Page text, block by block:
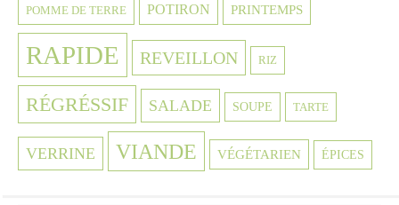
POMME DE TERRE POTIRON PRINTEMPS
RAPIDE REVEILLON RIZ
RÉGRÉSSIF SALADE SOUPE TARTE
VERRINE VIANDE VÉGÉTARIEN ÉPICES